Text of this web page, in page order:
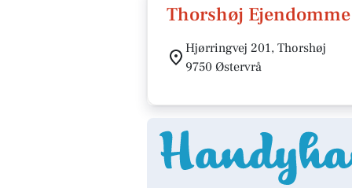
Thorshøj Ejendomme
Hjørringvej 201, Thorshøj
9750 Østervrå